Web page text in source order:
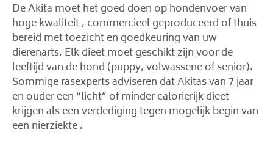
De Akita moet het goed doen op hondenvoer van
hoge kwaliteit , commercieel geproduceerd of thuis
bereid met toezicht en goedkeuring van uw
dierenarts. Elk dieet moet geschikt zijn voor de
leeftijd van de hond (puppy, volwassene of senior).
Sommige rasexperts adviseren dat Akitas van 7 jaar
en ouder een “licht” of minder calorierijk dieet
krijgen als een verdediging tegen mogelijk begin van
een nierziekte .